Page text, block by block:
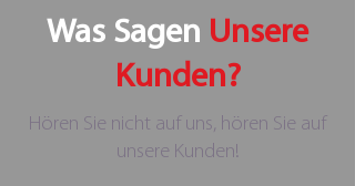
Was Sagen Unsere
Kunden?
Hören Sie nicht auf uns, hören Sie auf
unsere Kunden!